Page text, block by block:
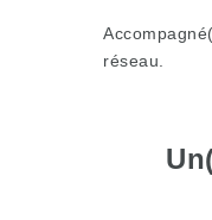
réseau.